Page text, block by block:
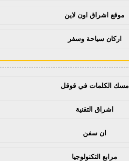
موقع اشراق اون لاين
اركان سياحة وسفر
مسك الكلمات في قوقل
اشراق التقنية
ان سفن
مرابع التكنولوجيا